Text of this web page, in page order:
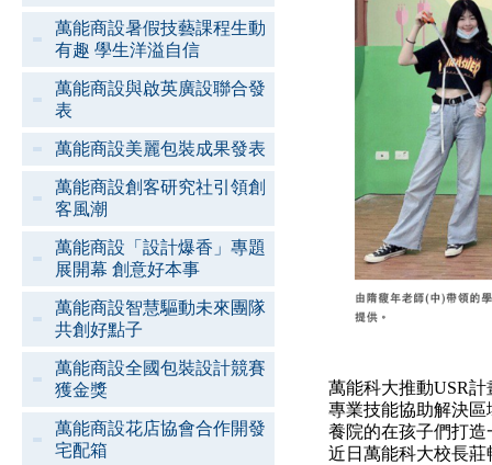
萬能商設暑假技藝課程生動
有趣 學生洋溢自信
萬能商設與啟英廣設聯合發
表
萬能商設美麗包裝成果發表
萬能商設創客研究社引領創
客風潮
萬能商設「設計爆香」專題
展開幕 創意好本事
萬能商設智慧驅動未來團隊
共創好點子
萬能商設全國包裝設計競賽
獲金獎
萬能商設花店協會合作開發
宅配箱
萬能科大推動USR
專業技能協助解決
養院的在孩子們打
近日萬能科大校長